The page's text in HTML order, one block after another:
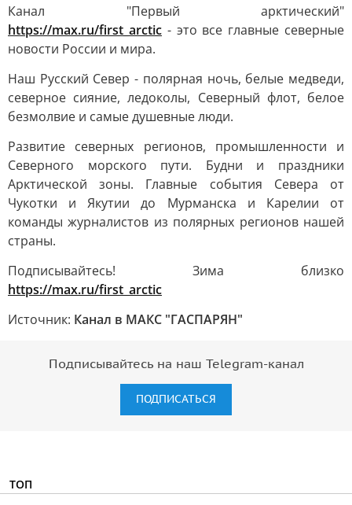
Канал "Первый арктический"
https://max.ru/first_arctic - это все главные северные
новости России и мира.
Наш Русский Север - полярная ночь, белые медведи,
северное сияние, ледоколы, Северный флот, белое
безмолвие и самые душевные люди.
Развитие северных регионов, промышленности и
Северного морского пути. Будни и праздники
Арктической зоны. Главные события Севера от
Чукотки и Якутии до Мурманска и Карелии от
команды журналистов из полярных регионов нашей
страны.
Подписывайтесь! Зима близко
https://max.ru/first_arctic
Источник: Канал в МАКС "ГАСПАРЯН"
Подписывайтесь на наш Telegram-канал
ПОДПИСАТЬСЯ
ТОП